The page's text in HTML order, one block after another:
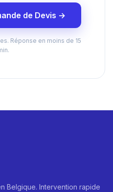
de Devis →
Réponse en moins de 15
Belgique. Intervention rapide